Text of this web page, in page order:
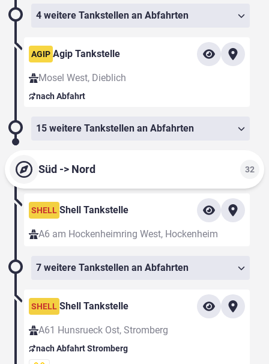
4 weitere Tankstellen an Abfahrten
AGIP Agip Tankstelle
Mosel West, Dieblich
nach Abfahrt
15 weitere Tankstellen an Abfahrten
Süd -> Nord 32
SHELL Shell Tankstelle
A6 am Hockenheimring West, Hockenheim
7 weitere Tankstellen an Abfahrten
SHELL Shell Tankstelle
A61 Hunsrueck Ost, Stromberg
nach Abfahrt Stromberg